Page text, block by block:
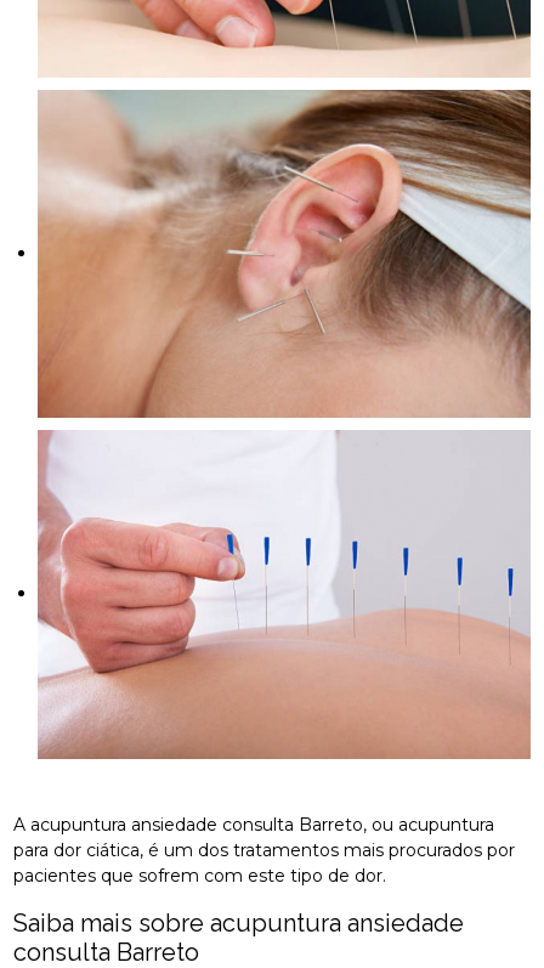
A acupuntura ansiedade consulta Barreto, ou acupuntura
para dor ciática, é um dos tratamentos mais procurados por
pacientes que sofrem com este tipo de dor.
Saiba mais sobre acupuntura ansiedade
consulta Barreto